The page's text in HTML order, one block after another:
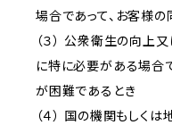
場合であって、お客様
（３） 公衆衛生の向上
に特に必要がある場合
が困難であるとき
（４） 国の機関もしく